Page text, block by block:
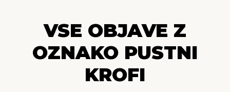
VSE OBJAVE Z
OZNAKO PUSTNI
KROFI